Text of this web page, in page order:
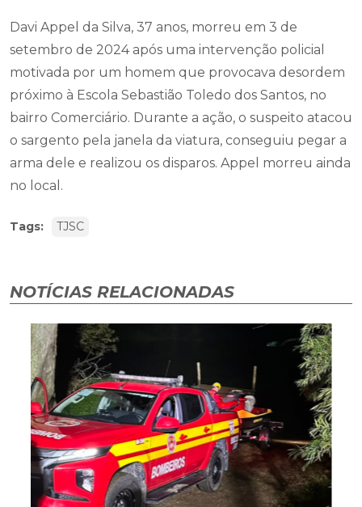
Davi Appel da Silva, 37 anos, morreu em 3 de
setembro de 2024 após uma intervenção policial
motivada por um homem que provocava desordem
próximo à Escola Sebastião Toledo dos Santos, no
bairro Comerciário. Durante a ação, o suspeito atacou
o sargento pela janela da viatura, conseguiu pegar a
arma dele e realizou os disparos. Appel morreu ainda
no local.
Tags: TJSC
NOTÍCIAS RELACIONADAS